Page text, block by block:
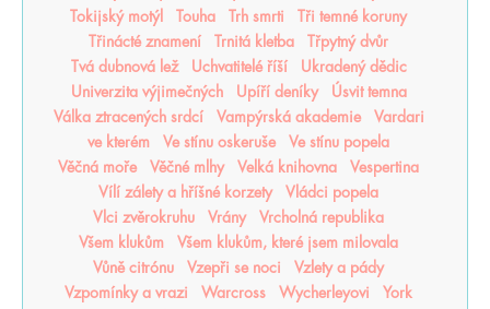
Tokijský motýl
Touha Trh smrti
Tři temné koruny
Třinácté znamení
Trnitá kletba
Třpytný dvůr
Tvá dubnová lež
Uchvatitelé říší
Ukradený dědic
Univerzita výjimečných
Upíří deníky
Úsvit temna
Válka ztracených srdcí
Vampýrská akademie
Vardari
ve kterém
Ve stínu oskeruše
Ve stínu popela
Věčná moře
Věčné mlhy Velká knihovna
Vespertina
Vílí zálety a hříšné korzety
Vládci popela
Vlci zvěrokruhu
Vrány
Vrcholná republika
Všem klukům
Všem klukům, které jsem milovala
Vůně citrónu
Vzepři se noci
Vzlety a pády
Vzpomínky a vrazi
Warcross Wycherleyovi
York